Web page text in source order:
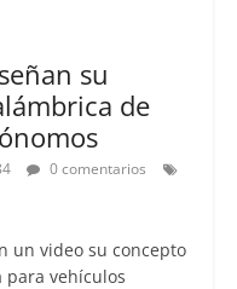
su
de
0 comentarios
un video su concepto
para vehículos